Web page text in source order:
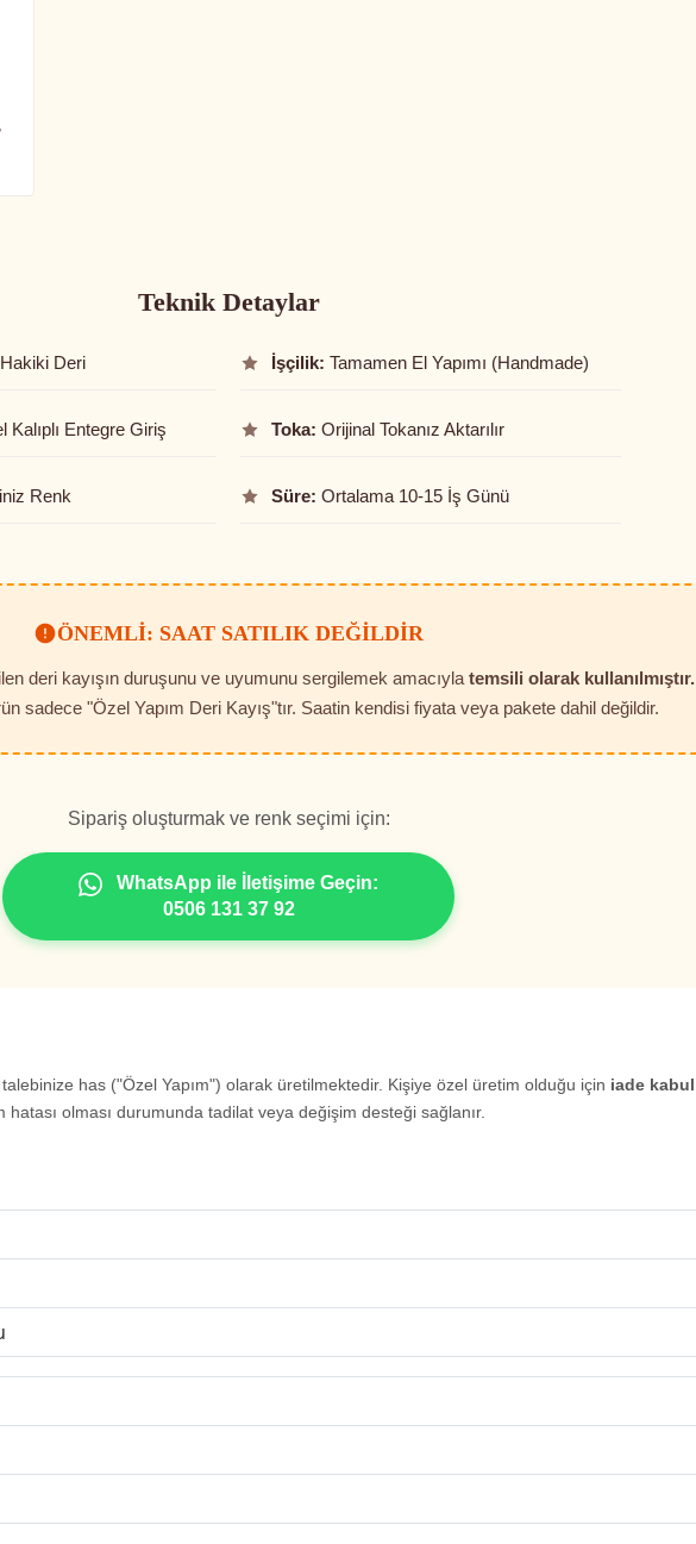
Teknik Detaylar
Deri İşçilik: Tamamen El Yapımı (Handmade)
Kalıplı Entegre Giriş Toka: Orijinal Tokanız Aktarılır
Renk Süre: Ortalama 10-15 İş Günü
ÖNEMLI: SAAT SATILIK DEĞILDIR
deri kayışın duruşunu ve uyumunu sergilemek amacıylatemsili olarak kullanılmıştır.
sadece "Özel Yapım Deri Kayış"tır. Saatin kendisi fiyata veya pakete dahil değildir.
Sipariş oluşturmak ve renk seçimi için:
WhatsApp ile İletişime Geçin:
0506 131 37 92
has ("Özel Yapım") olarak üretilmektedir. Kişiye özel üretim olduğu için iade kabul
hatası olması durumunda tadilat veya değişim desteği sağlanır.